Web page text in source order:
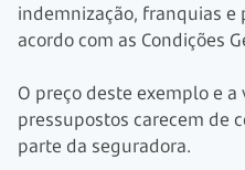
indemnização, franquias e
acordo com as Condições
O preço deste exemplo e
pressupostos carecem de
parte da seguradora.